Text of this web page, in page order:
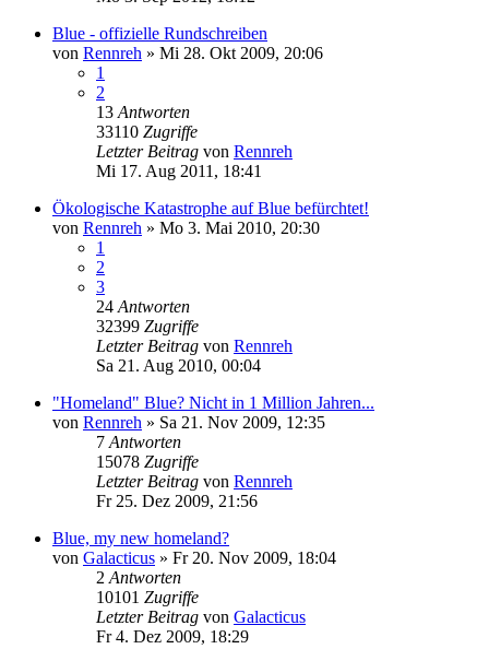
Blue - offizielle Rundschreiben
von Rennreh » Mi 28. Okt 2009, 20:06
1
2
13 Antworten
33110 Zugriffe
Letzter Beitrag von Rennreh
Mi 17. Aug 2011, 18:41
Ökologische Katastrophe auf Blue befürchtet!
von Rennreh » Mo 3. Mai 2010, 20:30
1
2
3
24 Antworten
32399 Zugriffe
Letzter Beitrag von Rennreh
Sa 21. Aug 2010, 00:04
"Homeland" Blue? Nicht in 1 Million Jahren...
von Rennreh » Sa 21. Nov 2009, 12:35
7 Antworten
15078 Zugriffe
Letzter Beitrag von Rennreh
Fr 25. Dez 2009, 21:56
Blue, my new homeland?
von Galacticus » Fr 20. Nov 2009, 18:04
2 Antworten
10101 Zugriffe
Letzter Beitrag von Galacticus
Fr 4. Dez 2009, 18:29